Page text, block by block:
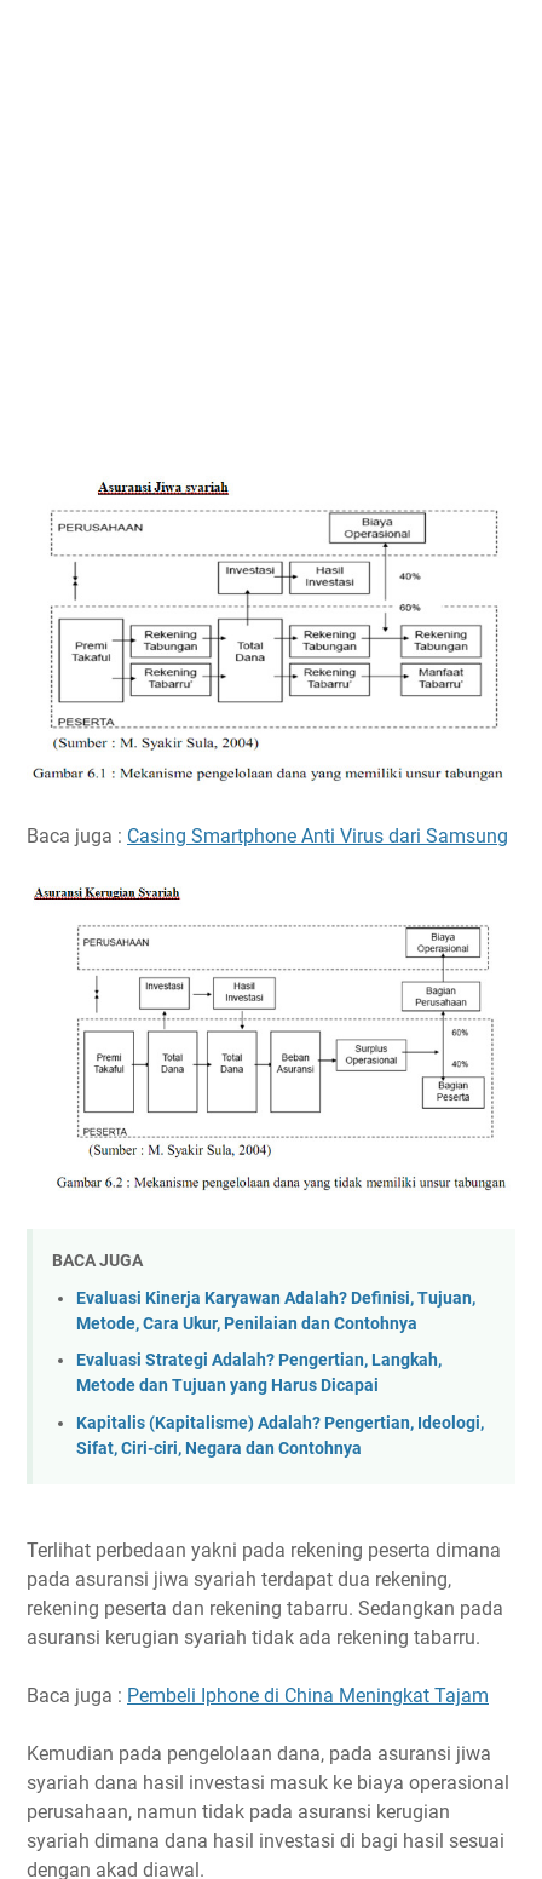
Baca juga : Casing Smartphone Anti Virus dari Samsung
BACA JUGA
Evaluasi Kinerja Karyawan Adalah? Definisi, Tujuan,
Metode, Cara Ukur, Penilaian dan Contohnya
Evaluasi Strategi Adalah? Pengertian, Langkah,
Metode dan Tujuan yang Harus Dicapai
Kapitalis (Kapitalisme) Adalah? Pengertian, Ideologi,
Sifat, Ciri-ciri, Negara dan Contohnya
Terlihat perbedaan yakni pada rekening peserta dimana
pada asuransi jiwa syariah terdapat dua rekening,
rekening peserta dan rekening tabarru. Sedangkan pada
asuransi kerugian syariah tidak ada rekening tabarru.
Baca juga : Pembeli Iphone di China Meningkat Tajam
Kemudian pada pengelolaan dana, pada asuransi jiwa
syariah dana hasil investasi masuk ke biaya operasional
perusahaan, namun tidak pada asuransi kerugian
syariah dimana dana hasil investasi di bagi hasil sesuai
dengan akad diawal.